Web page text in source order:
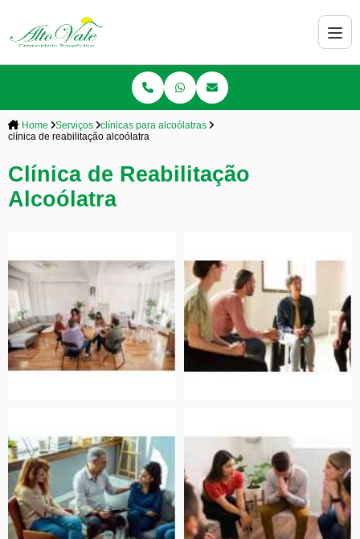
Home Serviços
clínicas para alcoólatras
clínica de reabilitação alcoólatra
Clínica de Reabilitação
Alcoólatra